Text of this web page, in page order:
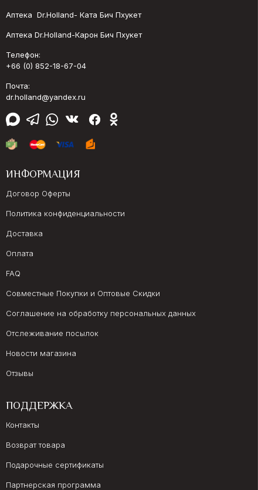
Аптека Dr.Holland- Ката Бич Пхукет
Аптека Dr.Holland-Карон Бич Пхукет
Телефон:
+66 (0) 852-18-67-04
Почта:
dr.holland@yandex.ru
ИНФОРМАЦИЯ
Договор Оферты
Политика конфиденциальности
Доставка
Оплата
FAQ
Совместные Покупки и Оптовые Скидки
Соглашение на обработку персональных данных
Отслеживание посылок
Новости магазина
Отзывы
ПОДДЕРЖКА
Контакты
Возврат товара
Подарочные сертификаты
Партнерская программа